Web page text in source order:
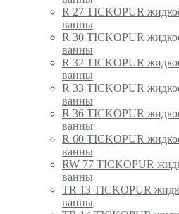
R 27 TICKOPUR
ванны
R 30 TICKOPUR
ванны
R 32 TICKOPUR
ванны
R 33 TICKOPUR
ванны
R 36 TICKOPUR
ванны
R 60 TICKOPUR
ванны
RW 77 TICKOPUR
ванны
TR 13 TICKOPUR
ванны